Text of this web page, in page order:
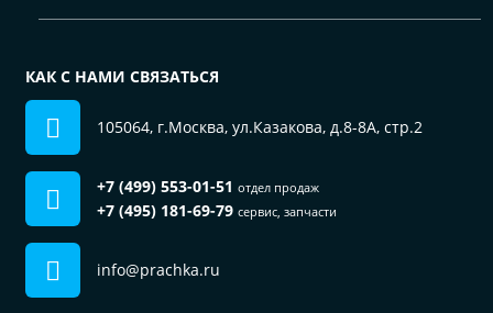
КАК С НАМИ СВЯЗАТЬСЯ
105064, г.Москва, ул.Казакова, д.8-8А, стр.2
+7 (499) 553-01-51 отдел продаж
+7 (495) 181-69-79 сервис, запчасти
info@prachka.ru